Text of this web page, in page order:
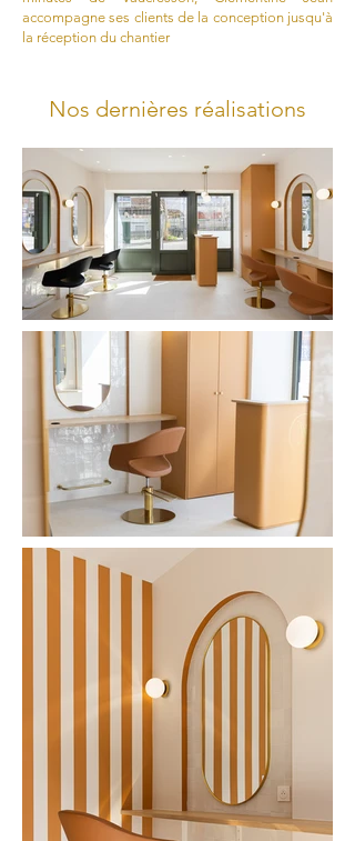
accompagne ses clients de la conception jusqu'à
la réception du chantier
Nos dernières réalisations